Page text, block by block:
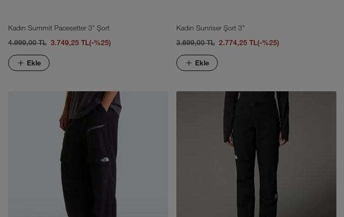
Kadın Summit Pacesetter 3" Şort
4.999,00 TL 3.749,25 TL(-%25)
Ekle
Kadın Sunriser Şort 3"
3.699,00 TL 2.774,25 TL(-%25)
Ekle